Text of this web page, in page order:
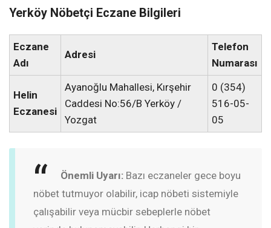
Yerköy Nöbetçi Eczane Bilgileri
Eczane
Adı
Adresi
Telefon
Numarası
Helin
Eczanesi
Ayanoğlu Mahallesi, Kırşehir
Caddesi No:56/B Yerköy /
Yozgat
0 (354)
516-05-
05
Önemli Uyarı: Bazı eczaneler gece boyu
nöbet tutmuyor olabilir, icap nöbeti sistemiyle
çalışabilir veya mücbir sebeplerle nöbet